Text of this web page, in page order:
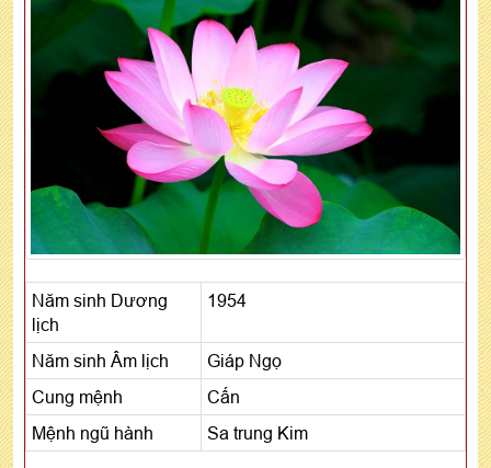
Năm sinh Dương
lịch
1954
Năm sinh Âm lịch
Giáp Ngọ
Cung mệnh
Cấn
Mệnh ngũ hành
Sa trung Kim